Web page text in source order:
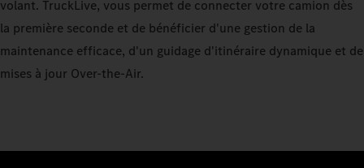
volant. TruckLive, vous permet de connecter votre camion dès
la première seconde et de bénéficier d'une gestion de la
maintenance efficace, d'un guidage d'itinéraire dynamique et de
mises à jour Over-the-Air.